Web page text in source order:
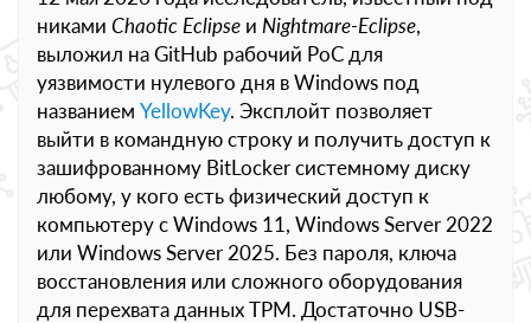
никами Chaotic Eclipse и Nightmare-Eclipse,
выложил на GitHub рабочий PoC для
уязвимости нулевого дня в Windows под
названием YellowKey. Эксплойт позволяет
выйти в командную строку и получить доступ к
зашифрованному BitLocker системному диску
любому, у кого есть физический доступ к
компьютеру с Windows 11, Windows Server 2022
или Windows Server 2025. Без пароля, ключа
восстановления или сложного оборудования
для перехвата данных TPM. Достаточно USB-